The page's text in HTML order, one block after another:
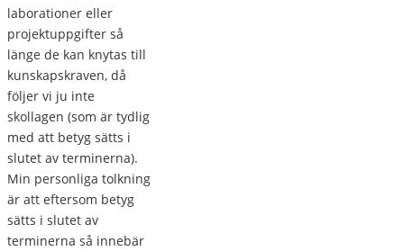
laborationer eller
projektuppgifter så
länge de kan knytas till
kunskapskraven, då
följer vi ju inte
skollagen (som är tydlig
med att betyg sätts i
slutet av terminerna).
Min personliga tolkning
är att eftersom betyg
sätts i slutet av
terminerna så innebär